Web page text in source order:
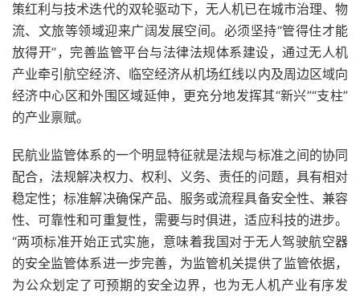
策红利与技术迭代的双轮驱动下，无人机已在城市治理、物
流、文旅等领域迎来广阔发展空间。必须坚持“管得住才能
放得开”，完善监管平台与法律法规体系建设，通过无人机
产业牵引航空经济、临空经济从机场红线以内及周边区域向
经济中心区和外围区域延伸，更充分地发挥其“新兴”“支柱”
的产业禀赋。
民航业监管体系的一个明显特征就是法规与标准之间的协同
配合，法规解决权力、权利、义务、责任的问题，具有相对
稳定性；标准解决确保产品、服务或流程具备安全性、兼容
性、可靠性和可重复性，需要与时俱进，适应科技的进步。
“两项标准开始正式实施，意味着我国对于无人驾驶航空器
的安全监管体系进一步完善，为监管机关提供了监管依据，
为公众划定了可预期的安全边界，也为无人机产业有序发